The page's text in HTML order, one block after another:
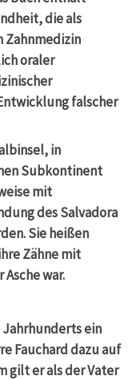
die als
Zahnmedizin
oraler
falscher
in
Subkontinent
mit
des Salvadora
Sie heißen
Zähne mit
war.
ein
Fauchard dazu auf
gilt er als der Vater